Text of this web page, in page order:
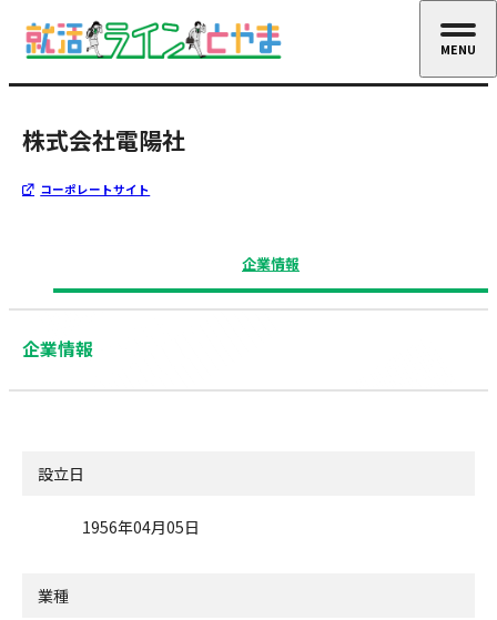
株式会社電陽社
コーポレートサイト
企業情報
企業情報
設立日
1956年04月05日
業種
MENU